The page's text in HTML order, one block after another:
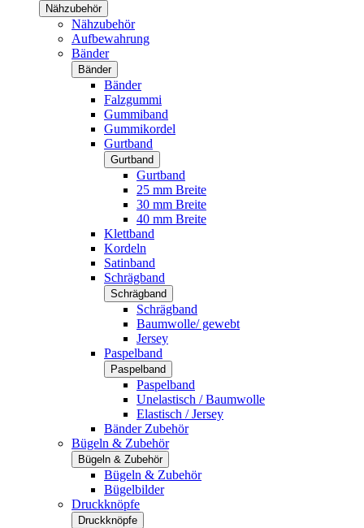
Nähzubehör
Nähzubehör
Aufbewahrung
Bänder
Bänder
Bänder
Falzgummi
Gummiband
Gummikordel
Gurtband
Gurtband
Gurtband
25 mm Breite
30 mm Breite
40 mm Breite
Klettband
Kordeln
Satinband
Schrägband
Schrägband
Schrägband
Baumwolle/ gewebt
Jersey
Paspelband
Paspelband
Paspelband
Unelastisch / Baumwolle
Elastisch / Jersey
Bänder Zubehör
Bügeln & Zubehör
Bügeln & Zubehör
Bügeln & Zubehör
Bügelbilder
Druckknöpfe
Druckknöpfe